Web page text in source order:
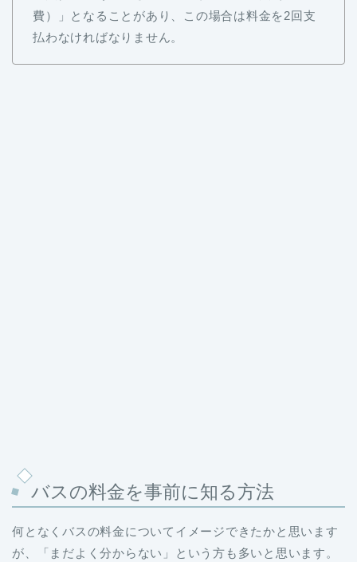
費）」となることがあり、この場合は料金を2回支
払わなければなりません。
バスの料金を事前に知る方法
何となくバスの料金についてイメージできたかと思います
が、「まだよく分からない」という方も多いと思います。